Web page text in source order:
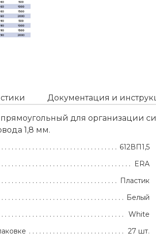
Документация и
для организации
1,8 мм.
612ВП1,5
ERA
Пластик
Белый
White
27 шт.